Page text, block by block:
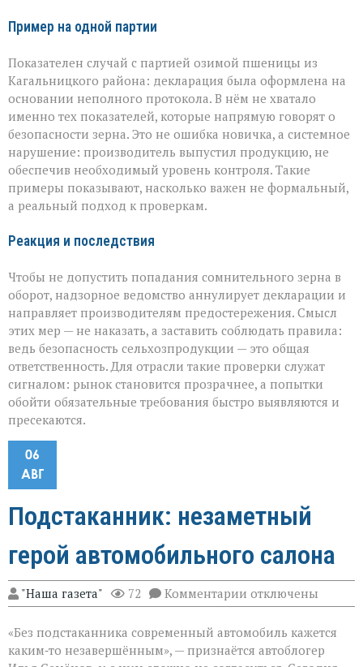
Пример на одной партии
Показателен случай с партией озимой пшеницы из
Кагальницкого района: декларация была оформлена на
основании неполного протокола. В нём не хватало
именно тех показателей, которые напрямую говорят о
безопасности зерна. Это не ошибка новичка, а системное
нарушение: производитель выпустил продукцию, не
обеспечив необходимый уровень контроля. Такие
примеры показывают, насколько важен не формальный,
а реальный подход к проверкам.
Реакция и последствия
Чтобы не допустить попадания сомнительного зерна в
оборот, надзорное ведомство аннулирует декларации и
направляет производителям предостережения. Смысл
этих мер — не наказать, а заставить соблюдать правила:
ведь безопасность сельхозпродукции — это общая
ответственность. Для отрасли такие проверки служат
сигналом: рынок становится прозрачнее, а попытки
обойти обязательные требования быстро выявляются и
пресекаются.
06
АВГ
Подстаканник: незаметный
герой автомобильного салона
"Наша газета" 72 Комментарии к
записи
незаметный
герой
автомобильного
отключены
«Без подстаканника современный автомобиль кажется
каким‑то незавершённым», — признаётся автоблогер